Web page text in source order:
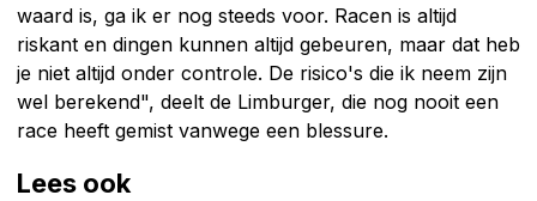
waard is, ga ik er nog steeds voor. Racen is altijd
riskant en dingen kunnen altijd gebeuren, maar dat heb
je niet altijd onder controle. De risico's die ik neem zijn
wel berekend", deelt de Limburger, die nog nooit een
race heeft gemist vanwege een blessure.
Lees ook